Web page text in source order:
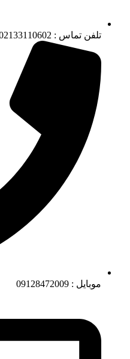
تلفن تماس : 02133110602
موبایل : 09128472009